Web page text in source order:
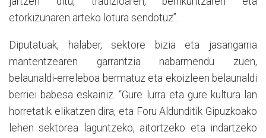
etorkizunaren arteko lotura sendotuz”.
Diputatuak, halaber, sektore bizia eta jasangarria
mantentzearen garrantzia nabarmendu zuen,
belaunaldi-erreleboa bermatuz eta ekoizleen belaunaldi
berriei babesa eskainiz. “Gure lurra eta gure kultura lan
horretatik elikatzen dira, eta Foru Aldunditik Gipuzkoako
lehen sektorea laguntzeko, aitortzeko eta indartzeko